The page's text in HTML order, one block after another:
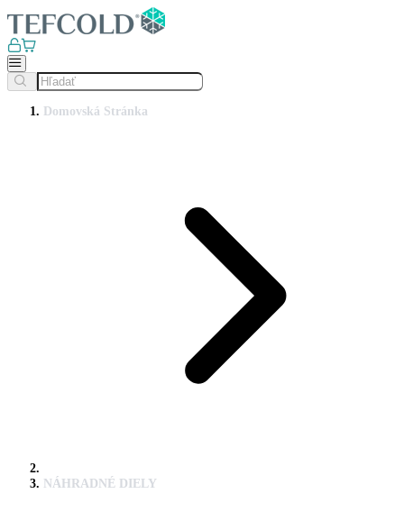
Domovská Stránka
NÁHRADNÉ DIELY